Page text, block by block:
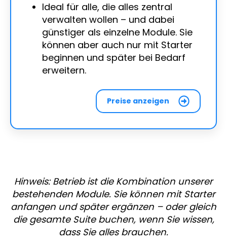
Ideal für alle, die alles zentral
verwalten wollen – und dabei
günstiger als einzelne Module. Sie
können aber auch nur mit Starter
beginnen und später bei Bedarf
erweitern.
Preise anzeigen
Hinweis: Betrieb ist die Kombination unserer
bestehenden Module. Sie können mit Starter
anfangen und später ergänzen – oder gleich
die gesamte Suite buchen, wenn Sie wissen,
dass Sie alles brauchen.